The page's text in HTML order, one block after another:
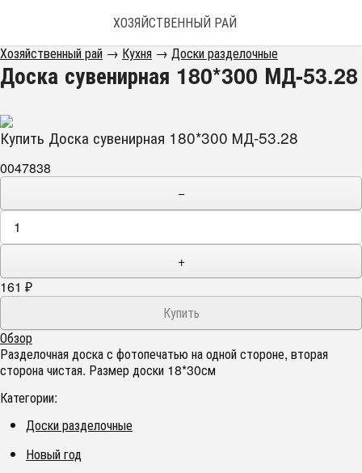
ХОЗЯЙСТВЕННЫЙ РАЙ
Хозяйственный рай → Кухня → Доски разделочные
Доска сувенирная 180*300 МД-53.28
Купить Доска сувенирная 180*300 МД-53.28
0047838
−
+
161
₽
Обзор
Разделочная доска с фотопечатью на одной стороне, вторая
сторона чистая. Размер доски 18*30см
Категории:
Доски разделочные
Новый год